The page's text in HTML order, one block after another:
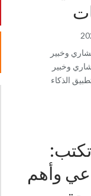
وخبير
وخبير
الذكاء
وأهم